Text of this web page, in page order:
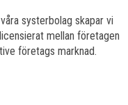
systerbolag skapar vi
mellan företagen
företags marknad.